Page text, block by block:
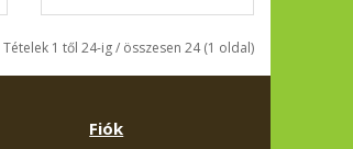
Tételek 1 től 24-ig / összesen 24 (1 oldal)
Fiók